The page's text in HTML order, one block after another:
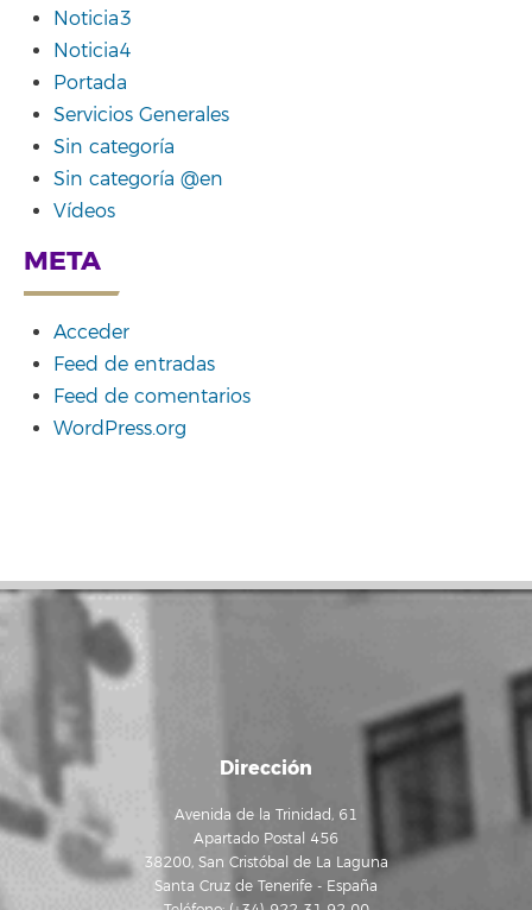
Noticia3
Noticia4
Portada
Servicios Generales
Sin categoría
Sin categoría @en
Vídeos
META
Acceder
Feed de entradas
Feed de comentarios
WordPress.org
Dirección
Avenida de la Trinidad, 61
Apartado Postal 456
38200, San Cristóbal de La Laguna
Santa Cruz de Tenerife - España